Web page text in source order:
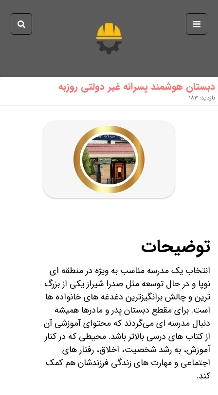
دبستان هوشمند پسرانه غیر دولتی روزبه
بازدید: ۱۸۳
توضیحات
انتخاب یک مدرسه مناسب به‌ ویژه در منطقه ای
نوپا و در حال توسعه مثل صدرا شیراز یکی از بزرگ‌
ترین و چالش‌ برانگیزترین دغدغه‌ های خانواده‌ ها
است. برای مقطع دبستان پدر و مادرها همیشه
دنبال مدرسه‌ ای می‌گردند که محتوای آموزشی آن
از کتاب‌ های درسی بالاتر باشد. محیطی که در کنار
آموزش، به رشد شخصیت، اخلاق، رفتار های
اجتماعی و مهارت‌ های زندگی فرزندشان هم کمک
کند.